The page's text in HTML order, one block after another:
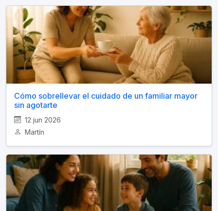
Cómo sobrellevar el cuidado de un familiar mayor
sin agotarte
12 jun 2026
Martín